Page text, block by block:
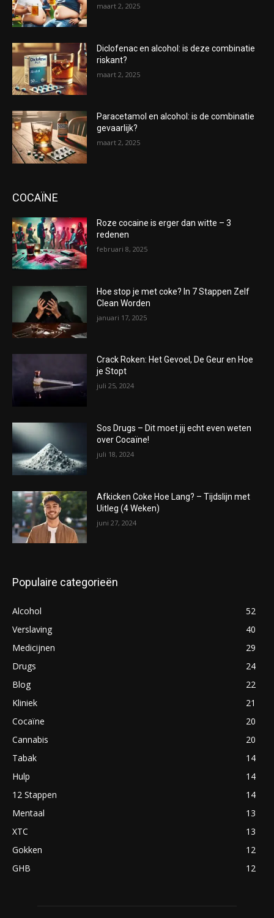
maart 2, 2025
Diclofenac en alcohol: is deze combinatie
riskant?
maart 2, 2025
Paracetamol en alcohol: is de combinatie
gevaarlijk?
maart 2, 2025
COCAÏNE
Roze cocaine is erger dan witte – 3
redenen
februari 8, 2025
Hoe stop je met coke? In 7 Stappen Zelf
Clean Worden
januari 17, 2025
Crack Roken: Het Gevoel, De Geur en Hoe
je Stopt
juli 25, 2024
Sos Drugs – Dit moet jij echt even weten
over Cocaïne!
juli 18, 2024
Afkicken Coke Hoe Lang? – Tijdslijn met
Uitleg (4 Weken)
juni 27, 2024
Populaire categorieën
Alcohol
52
Verslaving
40
Medicijnen
29
Drugs
24
Blog
22
Kliniek
21
Cocaïne
20
Cannabis
20
Tabak
14
Hulp
14
12 Stappen
14
Mentaal
13
XTC
13
Gokken
12
GHB
12